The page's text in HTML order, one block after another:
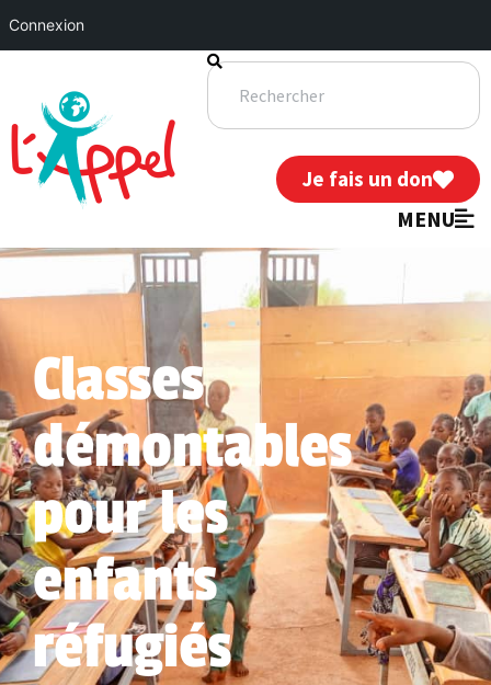
Je fais un don
MENU
Classes
démontables
pour les
enfants
réfugiés
Connexion